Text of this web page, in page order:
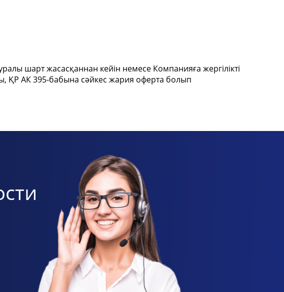
шарт жасасқаннан кейін немесе Компанияға жергілікті
ҚР АК 395-бабына сәйкес жария оферта болып